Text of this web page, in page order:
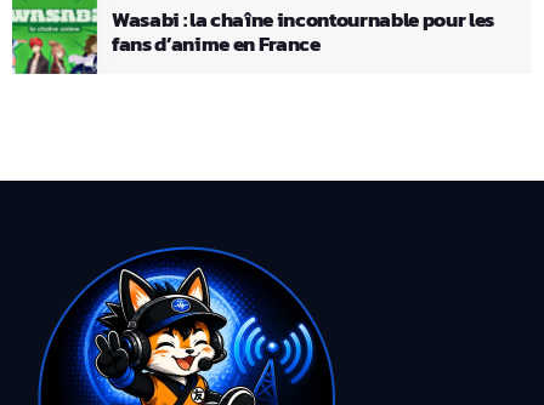
Wasabi : la chaîne incontournable pour les
fans d’anime en France